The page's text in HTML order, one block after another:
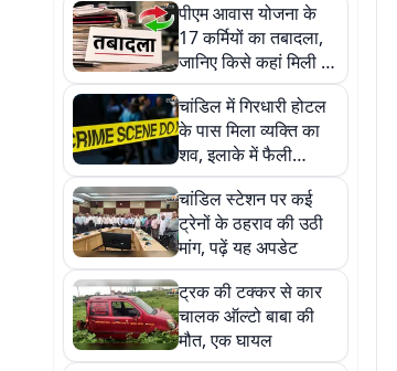
पीएम आवास योजना के
17 कर्मियों का तबादला,
जानिए किसे कहां मिली नई
जिम्मेदारी
चांडिल में गिरधारी होटल
के पास मिला व्यक्ति का
शव, इलाके में फैली
सनसनी
चांडिल स्टेशन पर कई
ट्रेनों के ठहराव की उठी
मांग, पढ़ें यह अपडेट
ट्रक की टक्कर से कार
चालक ऑल्टो बाबा की
मौत, एक घायल